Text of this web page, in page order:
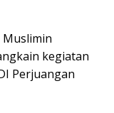
Muslimin
kegiatan
Perjuangan